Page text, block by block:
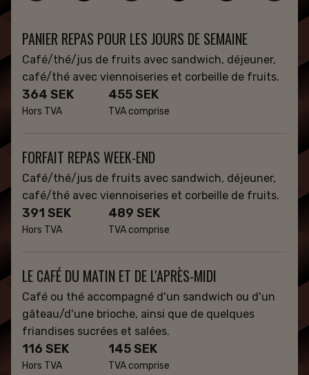
PANIER REPAS POUR LES JOURS DE SEMAINE
Café/thé/jus de fruits avec sandwich, déjeuner,
café/thé avec viennoiseries et corbeille de fruits.
364 SEK
Hors TVA
455 SEK
TVA comprise
FORFAIT REPAS WEEK-END
Café/thé/jus de fruits avec sandwich, déjeuner,
café/thé avec viennoiseries et corbeille de fruits.
391 SEK
Hors TVA
489 SEK
TVA comprise
LE CAFÉ DU MATIN ET DE L'APRÈS-MIDI
Café ou thé accompagné d'un sandwich ou d'un
gâteau/d'une brioche, ainsi que de quelques
friandises sucrées et salées.
116 SEK
Hors TVA
145 SEK
TVA comprise